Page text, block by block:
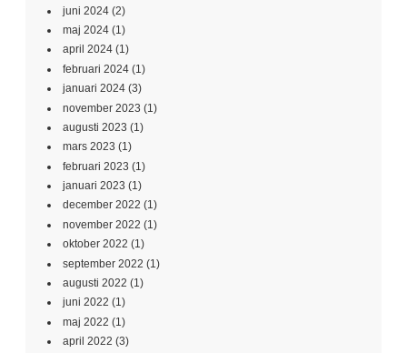
juni 2024 (2)
maj 2024 (1)
april 2024 (1)
februari 2024 (1)
januari 2024 (3)
november 2023 (1)
augusti 2023 (1)
mars 2023 (1)
februari 2023 (1)
januari 2023 (1)
december 2022 (1)
november 2022 (1)
oktober 2022 (1)
september 2022 (1)
augusti 2022 (1)
juni 2022 (1)
maj 2022 (1)
april 2022 (3)